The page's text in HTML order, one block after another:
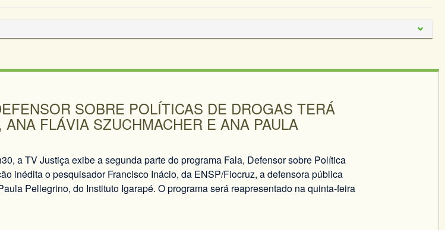
SOBRE POLÍTICAS DE DROGAS TERÁ
FLÁVIA SZUCHMACHER E ANA PAULA
a TV Justiça exibe a segunda parte do programa Fala, Defensor sobre Política
inédita o pesquisador Francisco Inácio, da ENSP/Fiocruz, a defensora pública
Pellegrino, do Instituto Igarapé. O programa será reapresentado na quinta-feira